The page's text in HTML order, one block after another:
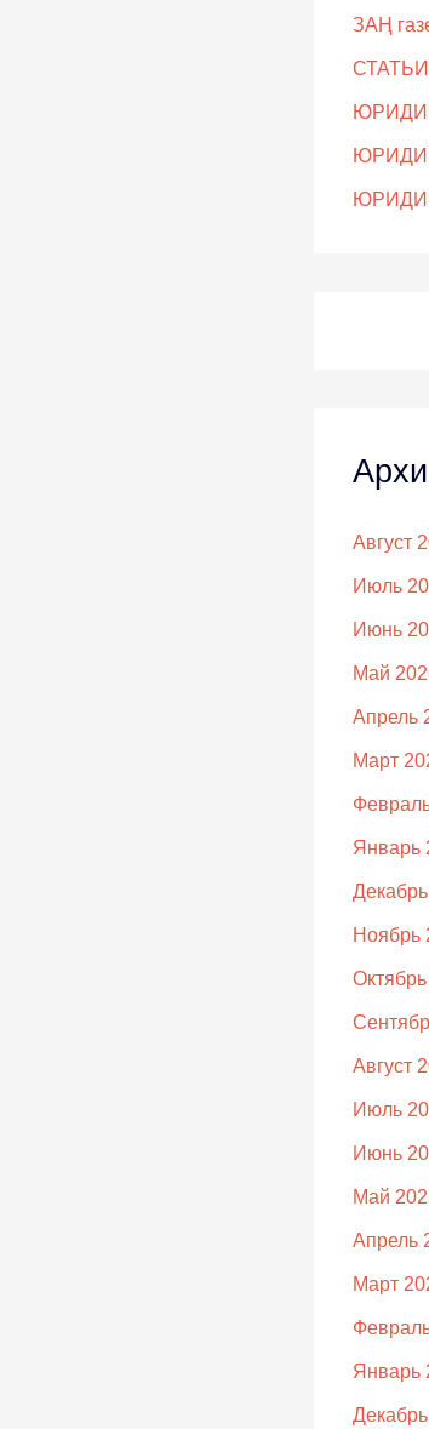
ЗАҢ
СТАТЬИ
Август
Июль
Июнь
Май
Апрель
Март
Январь
Ноябрь
Август
Июль
Июнь
Май
Апрель
Март
Январь